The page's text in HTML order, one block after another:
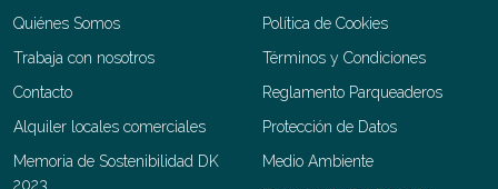
Quiénes Somos
Trabaja con nosotros
Contacto
Alquiler locales comerciales
Memoria de Sostenibilidad DK
2023
Política de Cookies
Términos y Condiciones
Reglamento Parqueaderos
Protección de Datos
Medio Ambiente